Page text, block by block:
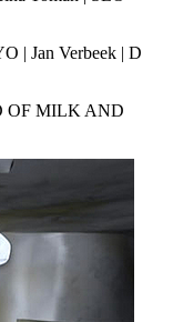
| Jan Verbeek | D
OF MILK AND